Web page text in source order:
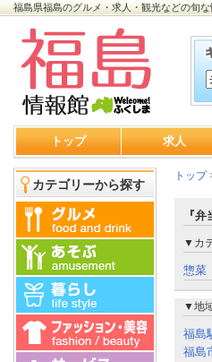
福島県福島のグルメ・求人・観光などの旬
トップ 求人
カテゴリーから探す
トップ
『
▼カ
惣菜
▼地
福島
福島